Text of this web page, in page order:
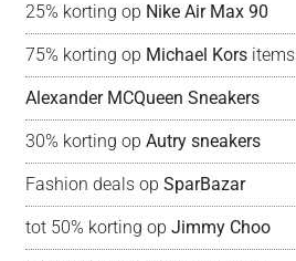
25% korting op Nike Air Max 90
75% korting op Michael Kors items
Alexander MCQueen Sneakers
30% korting op Autry sneakers
Fashion deals op SparBazar
tot 50% korting op Jimmy Choo